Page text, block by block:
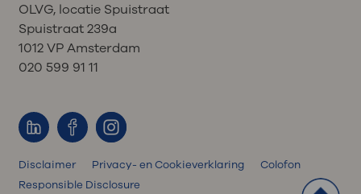
OLVG, locatie Spuistraat
Spuistraat 239a
1012 VP Amsterdam
020 599 91 11
Disclaimer Privacy- en Cookieverklaring
Colofon
Responsible Disclosure